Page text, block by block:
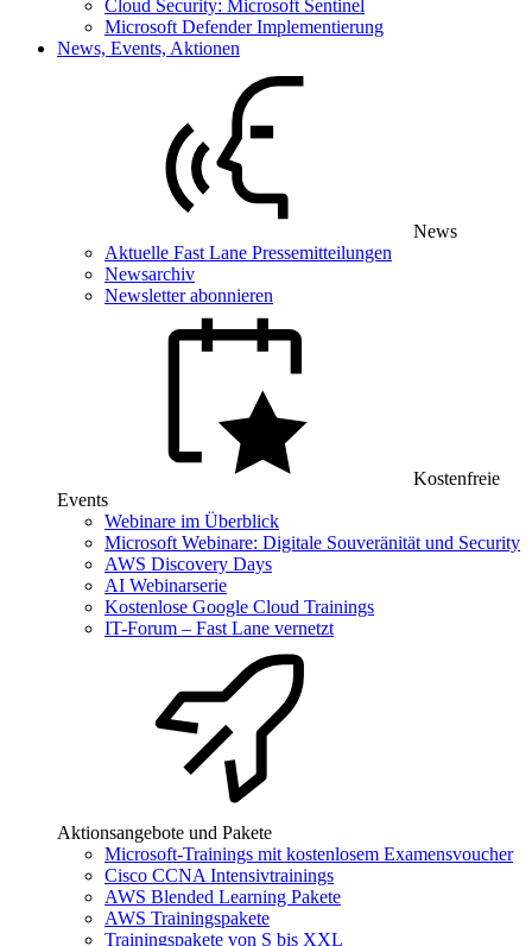
Cloud Security: Microsoft Sentinel
Microsoft Defender Implementierung
News, Events, Aktionen
News
Aktuelle Fast Lane Pressemitteilungen
Newsarchiv
Newsletter abonnieren
Kostenfreie
Events
Webinare im Überblick
Microsoft Webinare: Digitale Souveränität und Security
AWS Discovery Days
AI Webinarserie
Kostenlose Google Cloud Trainings
IT-Forum – Fast Lane vernetzt
Aktionsangebote und Pakete
Microsoft-Trainings mit kostenlosem Examensvoucher
Cisco CCNA Intensivtrainings
AWS Blended Learning Pakete
AWS Trainingspakete
Trainingspakete von S bis XXL